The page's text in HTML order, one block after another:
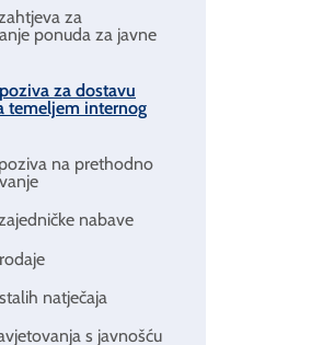
za
ponuda za javne
za dostavu
temeljem internog
na prethodno
nabave
natječaja
s javnošću